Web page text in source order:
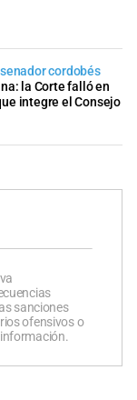
cordobés
la Corte falló en
integre el Consejo
sanciones
ofensivos o